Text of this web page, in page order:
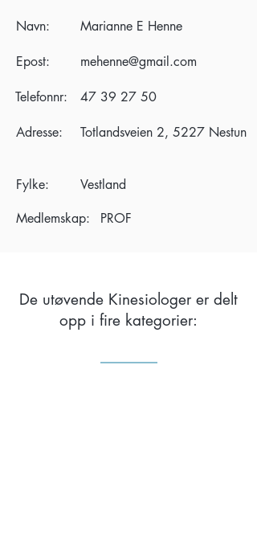
Navn: Marianne E Henne
Epost: mehenne@gmail.com
Telefonnr: 47 39 27 50
Adresse: Totlandsveien 2, 5227 Nestun
Fylke:
Vestland
Medlemskap:
PROF
De utøvende Kinesiologer er delt
opp i fire kategorier: